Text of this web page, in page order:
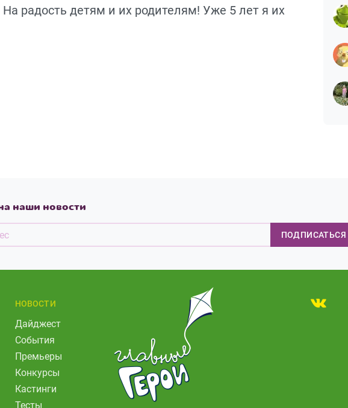
радость детям и их родителям! Уже 5 лет я их
наши новости
ПОДПИСАТЬСЯ
НОВОСТИ
Дайджест
События
Премьеры
Конкурсы
Кастинги
Тесты